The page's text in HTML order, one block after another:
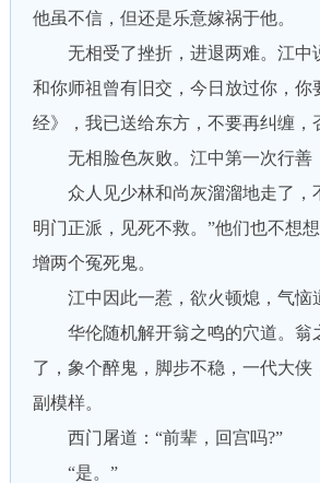
他虽不信，但还是乐意嫁祸于他。
无相受了挫折，进退两难。江中
和你师祖曾有旧交，今日放过你，你
经》，我已送给东方，不要再纠缠，
无相脸色灰败。江中第一次行善
众人见少林和尚灰溜溜地走了，
明门正派，见死不救。”他们也不想
增两个冤死鬼。
江中因此一惹，欲火顿熄，气恼
华伦随机解开翁之鸣的穴道。翁
了，象个醉鬼，脚步不稳，一代大侠
副模样。
西门屠道：“前辈，回宫吗?”
“是。”